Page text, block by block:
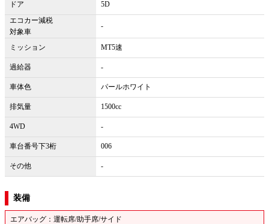
ドア
5D
エコカー減税
対象車
-
ミッション MT5速
過給器 -
車体色 パールホワイト
排気量 1500cc
4WD -
車台番号下3桁 006
その他 -
装備
エアバッグ：運転席/助手席/サイド